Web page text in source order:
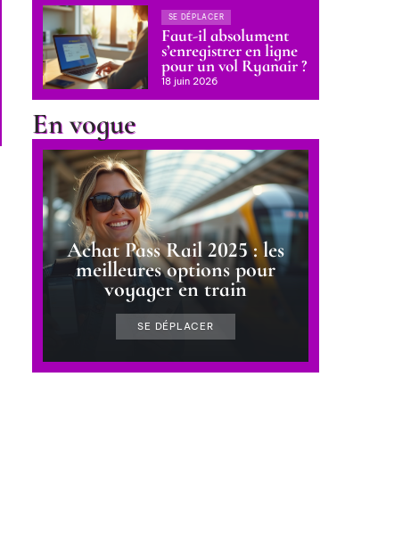
SE DÉPLACER
Faut-il absolument
s’enregistrer en ligne
pour un vol Ryanair ?
18 juin 2026
En vogue
Achat Pass Rail 2025 : les
meilleures options pour
voyager en train
SE DÉPLACER